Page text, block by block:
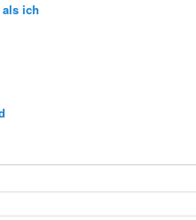
als ich